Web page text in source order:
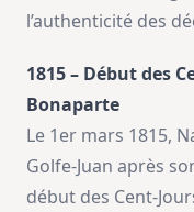
l’authenticité des
1815 – Début des
Bonaparte
Le 1er mars 1815,
Golfe-Juan après
début des Cent-